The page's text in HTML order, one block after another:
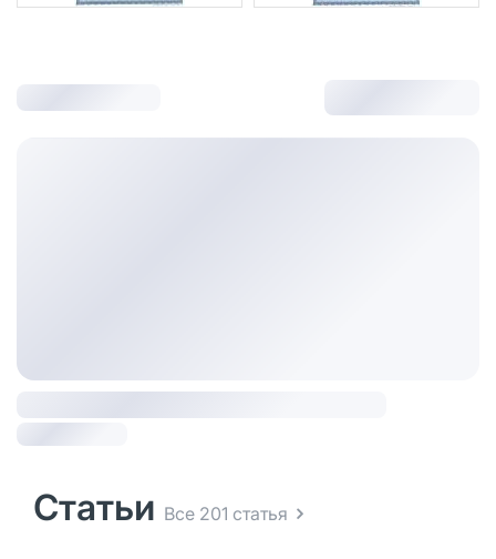
Статьи Все 201 статья